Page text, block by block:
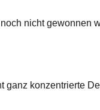
nicht gewonnen
konzentrierte